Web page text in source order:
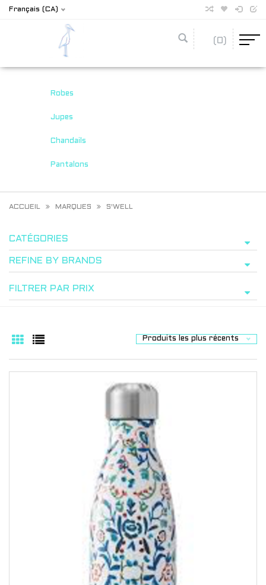
Français (CA)
(0)
Robes
Jupes
Chandails
Pantalons
ACCUEIL MARQUES S'WELL
CATÉGORIES
REFINE BY BRANDS
FILTRER PAR PRIX
Produits les plus récents